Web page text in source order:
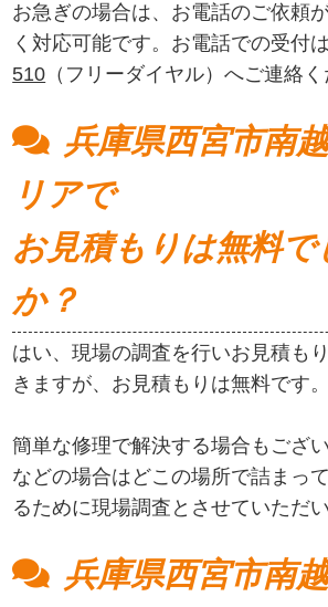
お急ぎの場合は、お電話のご依頼
く対応可能です。お電話での受付
510 （フリーダイヤル）へご連絡く
兵庫県西宮市南
リアで
お見積もりは無料で
か？
はい、現場の調査を行いお見積も
きますが、お見積もりは無料です。
簡単な修理で解決する場合もござ
などの場合はどこの場所で詰まっ
るために現場調査とさせていただ
兵庫県西宮市南